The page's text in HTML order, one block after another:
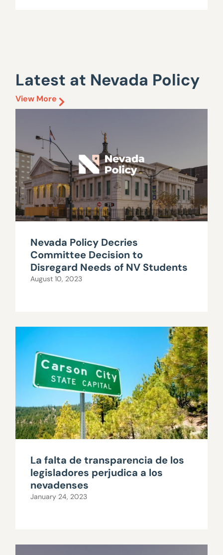
Latest at Nevada Policy
View More
Nevada Policy Decries
Committee Decision to
Disregard Needs of NV Students
August 10, 2023
La falta de transparencia de los
legisladores perjudica a los
nevadenses
January 24, 2023